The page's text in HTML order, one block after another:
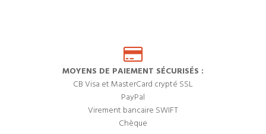
MOYENS DE PAIEMENT SÉCURISÉS :
CB Visa et MasterCard crypté SSL
PayPal
Virement bancaire SWIFT
Chèque